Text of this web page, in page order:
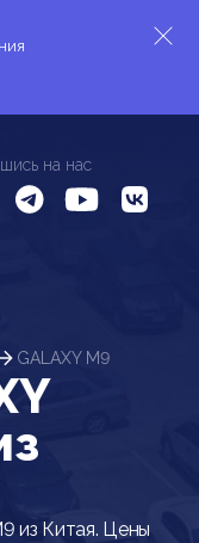
на нас
GALAXY M9
из Китая. Цены